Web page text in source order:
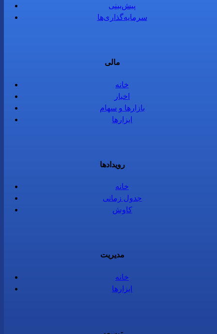
پیش‌بینی
سرمایه‌گذاری‌ها
مالی
خانه
اخبار
بازارها و سهام
ابزارها
رویدادها
خانه
جدول زمانی
کاوش
مدیریت
خانه
ابزارها